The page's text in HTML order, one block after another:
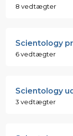
8 vedtægter
Scientology
6 vedtægter
Scientology
3 vedtægter